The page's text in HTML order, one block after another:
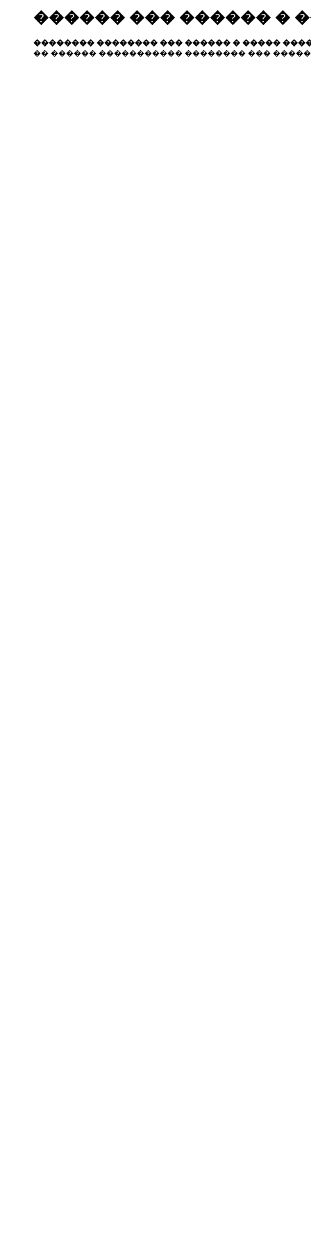
������ ��� ������ �
�������� �������� ��� ������ � �����
�� ������ ����������� �������� ���